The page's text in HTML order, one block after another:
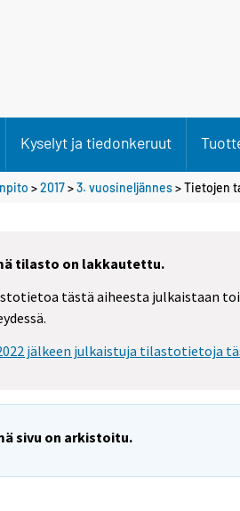
Kyselyt ja tiedonkeruut
>2017>3. vuosineljännes> Tietojen
tilasto on lakkautettu.
tästä aiheesta julkaistaan
jälkeen julkaistuja tilastotietoja
sivu on arkistoitu.